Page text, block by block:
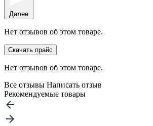
Далее
Нет отзывов об этом товаре.
Скачать прайс
Нет отзывов об этом товаре.
Все отзывы Написать отзыв
Рекомендуемые товары